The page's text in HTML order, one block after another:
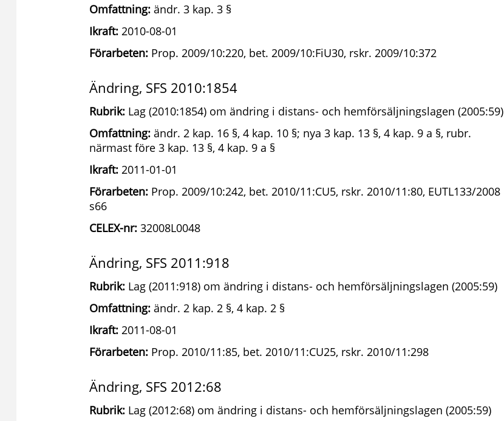
Omfattning: ändr. 3 kap. 3 §
Ikraft: 2010-08-01
Förarbeten: Prop. 2009/10:220, bet. 2009/10:FiU30, rskr. 2009/10:372
Ändring, SFS 2010:1854
Rubrik: Lag (2010:1854) om ändring i distans- och hemförsäljningslagen (2005:59)
Omfattning: ändr. 2 kap. 16 §, 4 kap. 10 §; nya 3 kap. 13 §, 4 kap. 9 a §, rubr.
närmast före 3 kap. 13 §, 4 kap. 9 a §
Ikraft: 2011-01-01
Förarbeten: Prop. 2009/10:242, bet. 2010/11:CU5, rskr. 2010/11:80, EUTL133/2008
s66
CELEX-nr: 32008L0048
Ändring, SFS 2011:918
Rubrik: Lag (2011:918) om ändring i distans- och hemförsäljningslagen (2005:59)
Omfattning: ändr. 2 kap. 2 §, 4 kap. 2 §
Ikraft: 2011-08-01
Förarbeten: Prop. 2010/11:85, bet. 2010/11:CU25, rskr. 2010/11:298
Ändring, SFS 2012:68
Rubrik: Lag (2012:68) om ändring i distans- och hemförsäljningslagen (2005:59)